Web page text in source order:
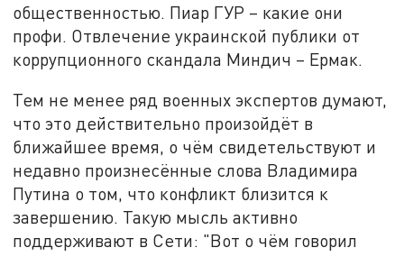
общественностью. Пиар ГУР – какие они
профи. Отвлечение украинской публики от
коррупционного скандала Миндич – Ермак.
Тем не менее ряд военных экспертов думают,
что это действительно произойдёт в
ближайшее время, о чём свидетельствуют и
недавно произнесённые слова Владимира
Путина о том, что конфликт близится к
завершению. Такую мысль активно
поддерживают в Сети: "Вот о чём говорил